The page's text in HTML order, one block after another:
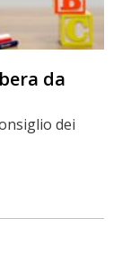
da
dei